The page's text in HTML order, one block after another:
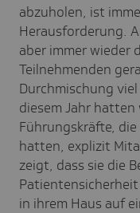
abzuholen, ist
Herausforderung.
aber immer wieder
Teilnehmenden
Durchmischung
diesem Jahr hatten
Führungskräfte,
hatten, explizit
zeigt, dass sie die
in ihrem Haus auf